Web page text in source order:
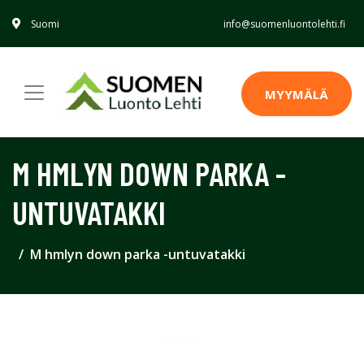
Suomi info@suomenluontolehti.fi
MYYMÄLÄ
M HMLYN DOWN PARKA -
UNTUVATAKKI
M hmlyn down parka -untuvatakki